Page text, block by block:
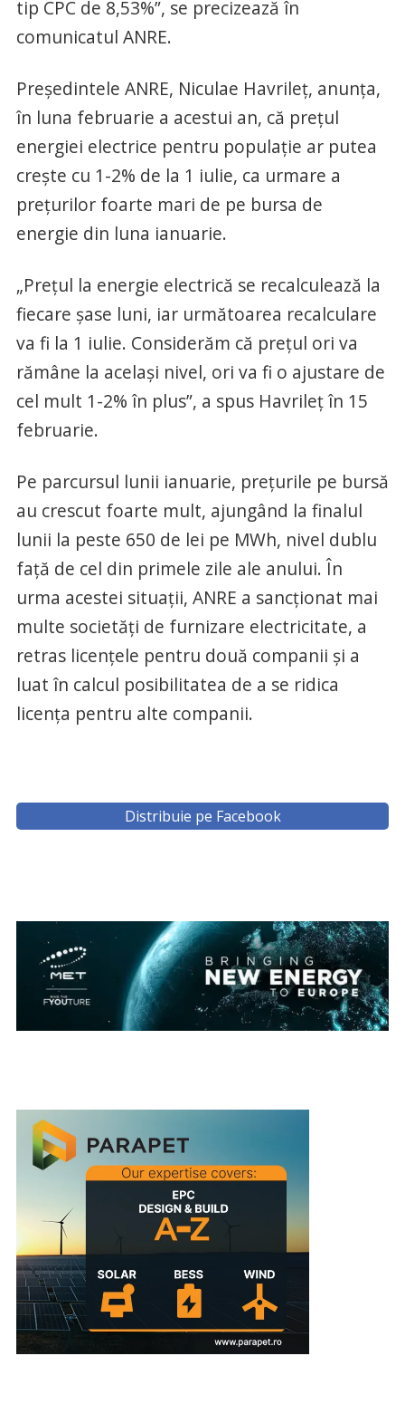
tip CPC de 8,53%”, se precizează în
comunicatul ANRE.
Preşedintele ANRE, Niculae Havrileţ, anunţa,
în luna februarie a acestui an, că preţul
energiei electrice pentru populaţie ar putea
creşte cu 1-2% de la 1 iulie, ca urmare a
preţurilor foarte mari de pe bursa de
energie din luna ianuarie.
„Preţul la energie electrică se recalculează la
fiecare şase luni, iar următoarea recalculare
va fi la 1 iulie. Considerăm că preţul ori va
rămâne la acelaşi nivel, ori va fi o ajustare de
cel mult 1-2% în plus”, a spus Havrileţ în 15
februarie.
Pe parcursul lunii ianuarie, preţurile pe bursă
au crescut foarte mult, ajungând la finalul
lunii la peste 650 de lei pe MWh, nivel dublu
faţă de cel din primele zile ale anului. În
urma acestei situaţii, ANRE a sancţionat mai
multe societăţi de furnizare electricitate, a
retras licenţele pentru două companii şi a
luat în calcul posibilitatea de a se ridica
licenţa pentru alte companii.
Distribuie pe Facebook